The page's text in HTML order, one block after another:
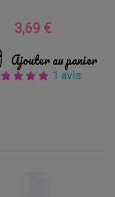
Prix
3,69 €
Ajouter au panier
1 avis